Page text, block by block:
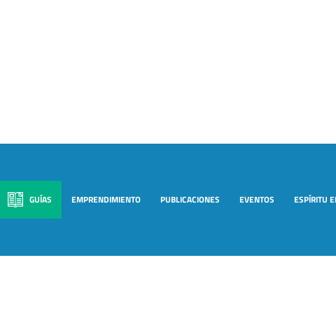
GUÍAS EMPRENDIMIENTO PUBLICACIONES EVENTOS ESPÍRITU